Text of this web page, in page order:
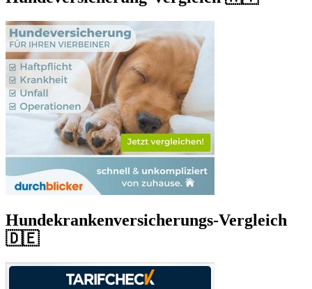
Hundekrankenversicherungs-Vergleich
🇩🇪